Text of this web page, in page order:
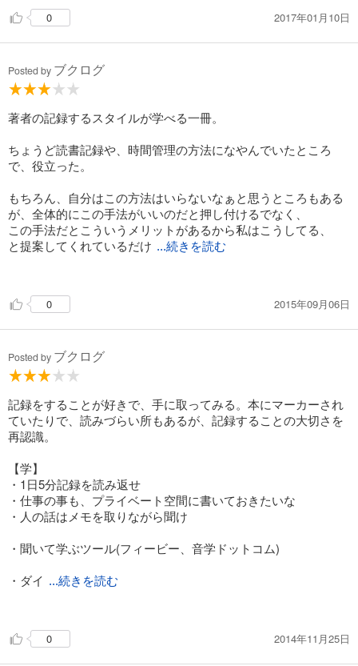
ノート術にかんする本はこれまでも数冊読んだことがあります
うか。おそらく内容にそれほど大きなちがいはなく、どれもあ
たりまえのことばかりだとは思うのですが、惰性になってしま
てもらったという意味では、それなりに有益だったように感じ
0 2017年01月10日
Posted by ブクログ
著者の記録するスタイルが学べる一冊。
ちょうど読書記録や、時間管理の方法になやんでいたところ
で、役立った。
もちろん、自分はこの方法はいらないなぁと思うところもある
が、全体的にこの手法がいいのだと押し付けるでなく、
この手法だとこういうメリットがあるから私はこうしてる、
と提案してくれているだけ ...続きを読む
内容は、よく知られた方法だとか、ネットで調べればすぐにポ
性を感じてなにかうまい方法を探している、といったシチュエ
ーションなら説明も方法も理解しやすくて役立つと思うし、ア
0 2015年09月06日
Posted by ブクログ
記録をすることが好きで、手に取ってみる。本にマーカーされ
ていたりで、読みづらい所もあるが、記録することの大切さを
再認識。
【学】
・1日5分記録を読み返せ
・仕事の事も、プライベート空間に書いておきたいな
・人の話はメモを取りながら聞け
・聞いて学ぶツール(フィービー、音学ドットコム)
・ダイ ...続きを読む
・四行日記(事実・発見・教訓・宣言)
0 2014年11月25日